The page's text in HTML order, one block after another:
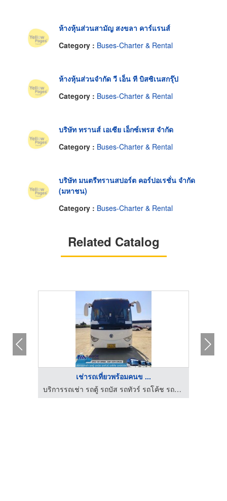
ห้างหุ้นส่วนสามัญ สงขลา คาร์แรนส์
Category : Buses-Charter & Rental
ห้างหุ้นส่วนจำกัด วี เอ็น ที บิสซิเนสกรุ๊ป
Category : Buses-Charter & Rental
บริษัท ทรานส์ เอเซีย เอ็กซ์เพรส จำกัด
Category : Buses-Charter & Rental
บริษัท มนตรีทรานสปอร์ต คอร์ปอเรชั่น จำกัด
(มหาชน)
Category : Buses-Charter & Rental
Related Catalog
เช่ารถเที่ยวพร้อมคนข ...
บริการรถเช่า รถตู้ รถบัส รถทัวร์ รถโค้ช รถมินิบัส กรุงเทพฯ